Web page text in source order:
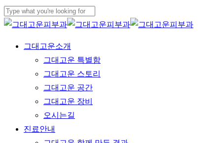
Skip
to
content
Close
Menu
그대고운소개
그대고운 특별함
그대고운 스토리
그대고운 공간
그대고운 장비
오시는길
진료안내